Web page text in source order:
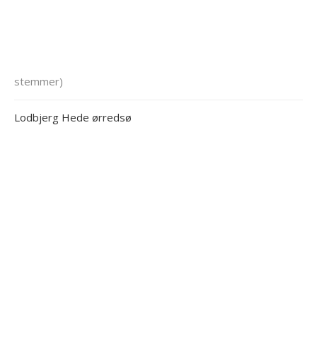
stemmer)
Lodbjerg Hede ørredsø